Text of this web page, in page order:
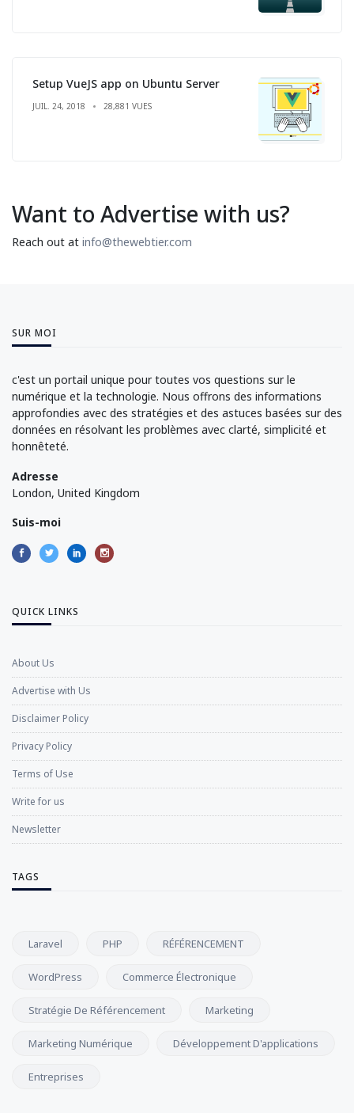
Setup VueJS app on Ubuntu Server
JUIL. 24, 2018 28,881 VUES
Want to Advertise with us?
Reach out at info@thewebtier.com
SUR MOI
c'est un portail unique pour toutes vos questions sur le
numérique et la technologie. Nous offrons des informations
approfondies avec des stratégies et des astuces basées sur des
données en résolvant les problèmes avec clarté, simplicité et
honnêteté.
Adresse
London, United Kingdom
Suis-moi
QUICK LINKS
About Us
Advertise with Us
Disclaimer Policy
Privacy Policy
Terms of Use
Write for us
Newsletter
TAGS
Laravel PHP RÉFÉRENCEMENT
WordPress Commerce Électronique
Stratégie De Référencement Marketing
Marketing Numérique Développement D'applications
Entreprises